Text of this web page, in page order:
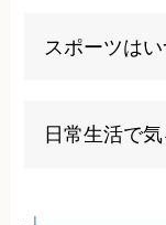
くは診察時に
染を起こした
とがあります
療に力を入れ
スポーツは
くなってから
日常生活で
を心がけ、適